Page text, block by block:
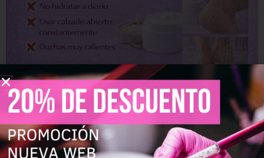
Remedios caseros que Sí funcionan
Si buscas algo totalmente natural: